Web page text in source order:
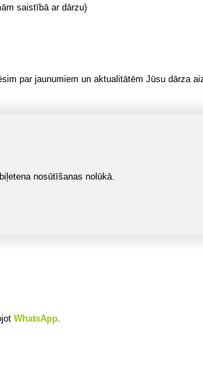
saistībā ar dārzu)
par jaunumiem un aktualitātēm Jūsu dārza
nosūtīšanas nolūkā.
WhatsApp